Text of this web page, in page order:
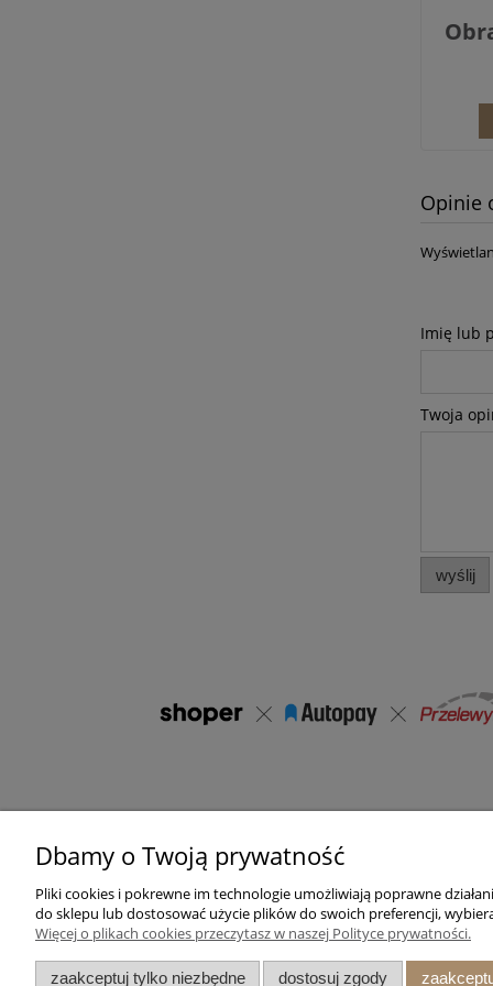
Opinie
Imię lub
Twoja
wyślij
Pomoc
Zwroty i reklamacje
Regulamin sklepu
Twoje zamówienia
Ustawienia konta
Przechowalnia
Dbamy o Twoją prywatność
Pliki cookies i pokrewne im technologie umożliwiają poprawne
do sklepu lub dostosować użycie plików do swoich preferencji,
Więcej o plikach cookies przeczytasz w naszej Polityce prywatności.
zaakceptuj tylko niezbędne dostosuj zgody